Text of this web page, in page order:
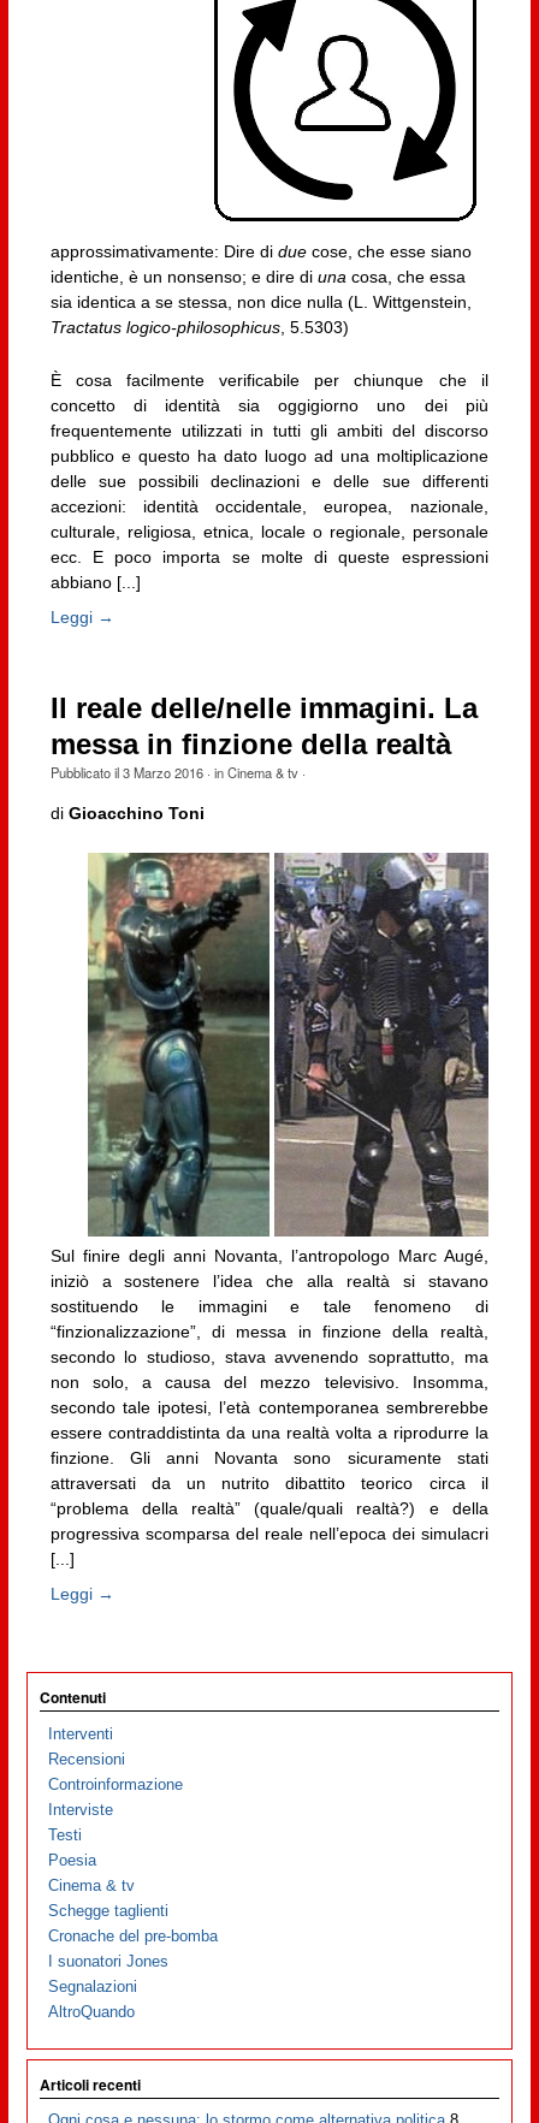
approssimativamente: Dire di duecose, che esse siano
identiche, è un nonsenso; e dire di unacosa, che essa
sia identica a se stessa, non dice nulla (L. Wittgenstein,
Tractatus logico-philosophicus, 5.5303)
È cosa facilmente verificabile per chiunque che il
concetto di identità sia oggigiorno uno dei più
frequentemente utilizzati in tutti gli ambiti del discorso
pubblico e questo ha dato luogo ad una moltiplicazione
delle sue possibili declinazioni e delle sue differenti
accezioni: identità occidentale, europea, nazionale,
culturale, religiosa, etnica, locale o regionale, personale
ecc. E poco importa se molte di queste espressioni
abbiano [...]
Leggi →
Il reale delle/nelle immagini. La
messa in finzione della realtà
Pubblicato il3 Marzo 2016· inCinema & tv·
di Gioacchino Toni
Sul finire degli anni Novanta, l’antropologo Marc Augé,
iniziò a sostenere l’idea che alla realtà si stavano
sostituendo le immagini e tale fenomeno di
“finzionalizzazione”, di messa in finzione della realtà,
secondo lo studioso, stava avvenendo soprattutto, ma
non solo, a causa del mezzo televisivo. Insomma,
secondo tale ipotesi, l’età contemporanea sembrerebbe
essere contraddistinta da una realtà volta a riprodurre la
finzione. Gli anni Novanta sono sicuramente stati
attraversati da un nutrito dibattito teorico circa il
“problema della realtà” (quale/quali realtà?) e della
progressiva scomparsa del reale nell’epoca dei simulacri
[...]
Leggi →
Contenuti
Interventi
Recensioni
Controinformazione
Interviste
Testi
Poesia
Cinema & tv
Schegge taglienti
Cronache del pre-bomba
I suonatori Jones
Segnalazioni
AltroQuando
Articoli recenti